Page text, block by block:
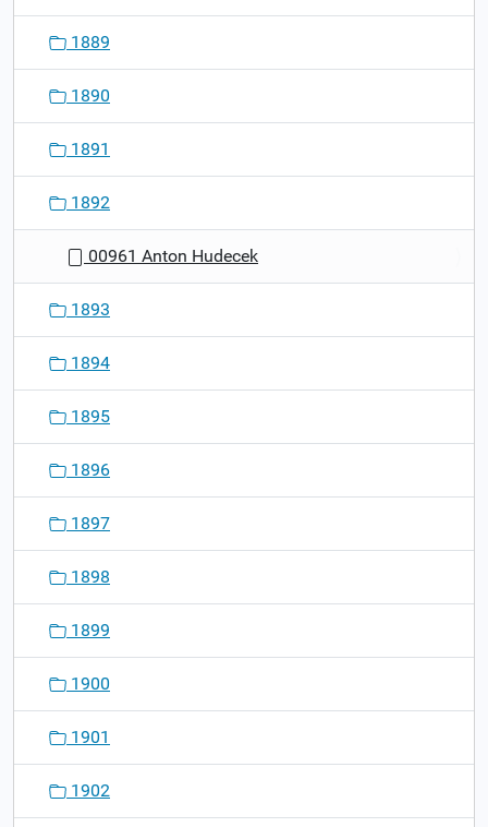
1889
1890
1891
1892
00961 Anton Hudecek
1893
1894
1895
1896
1897
1898
1899
1900
1901
1902